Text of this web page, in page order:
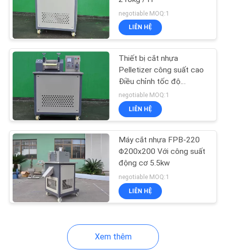
PRIVACY
POLICY
negotiable MOQ:1
LIÊN HỆ
Thiết bị cắt nhựa
Pelletizer công suất cao
Điều chỉnh tốc độ
950x800x1350mm
negotiable MOQ:1
LIÊN HỆ
Máy cắt nhựa FPB-220
Φ200x200 Với công suất
động cơ 5.5kw
negotiable MOQ:1
LIÊN HỆ
Xem thêm